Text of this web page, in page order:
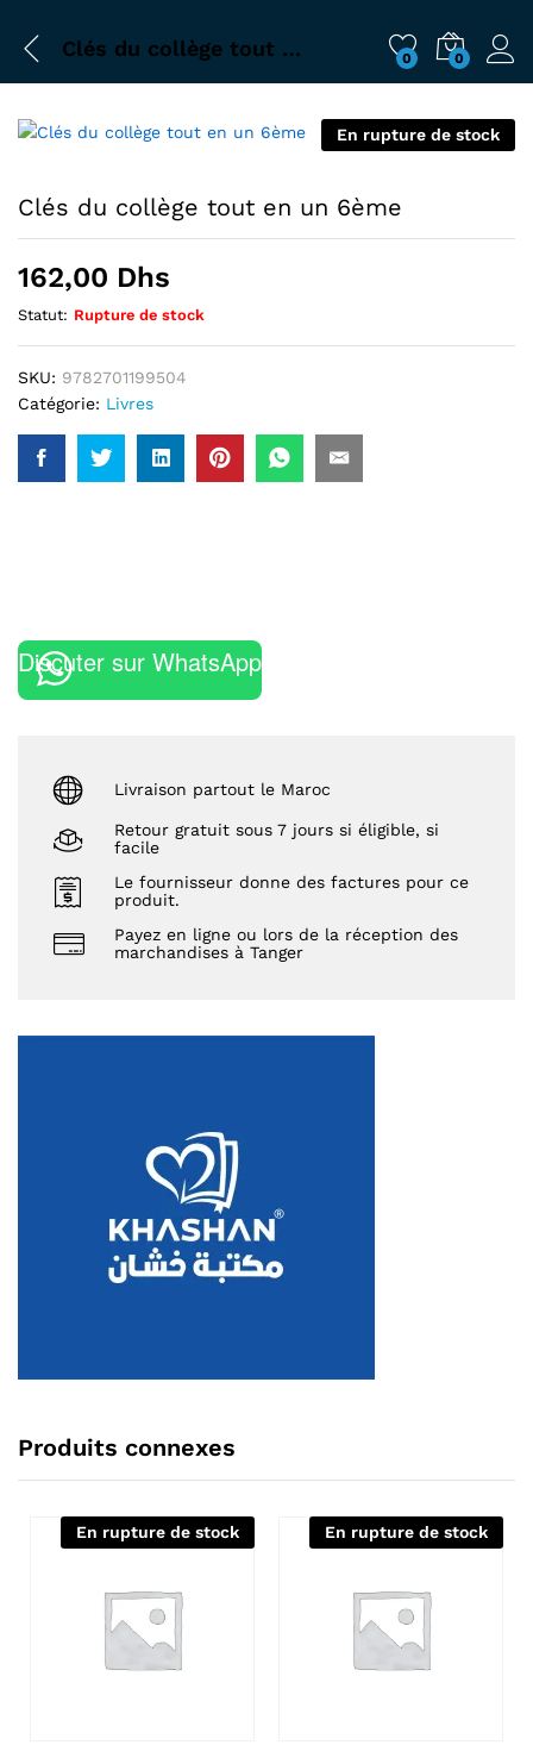
Clés du collège tout en un 6ème 0 0
En rupture de stock
Clés du collège tout en un 6ème
162,00 Dhs
Statut: Rupture de stock
SKU: 9782701199504
Catégorie: Livres
Discuter sur WhatsApp
Livraison partout le Maroc
Retour gratuit sous 7 jours si éligible, si
facile
Le fournisseur donne des factures pour ce
produit.
Payez en ligne ou lors de la réception des
marchandises à Tanger
Produits connexes
En rupture de stock En rupture de stock